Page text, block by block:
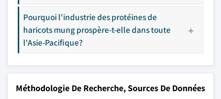
Pourquoi l'industrie des protéines de
haricots mung prospère-t-elle dans toute
l'Asie-Pacifique?
Méthodologie De Recherche, Sources De Données